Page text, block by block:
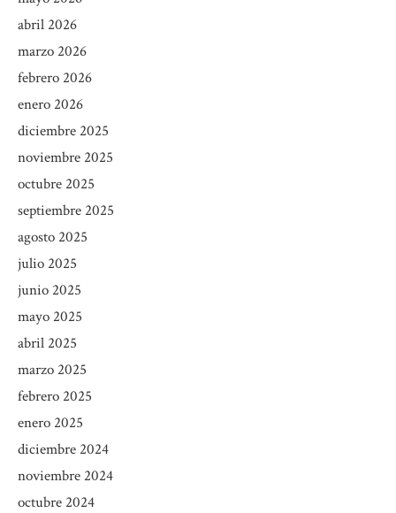
abril 2026
marzo 2026
febrero 2026
enero 2026
diciembre 2025
noviembre 2025
octubre 2025
septiembre 2025
agosto 2025
julio 2025
junio 2025
mayo 2025
abril 2025
marzo 2025
febrero 2025
enero 2025
diciembre 2024
noviembre 2024
octubre 2024